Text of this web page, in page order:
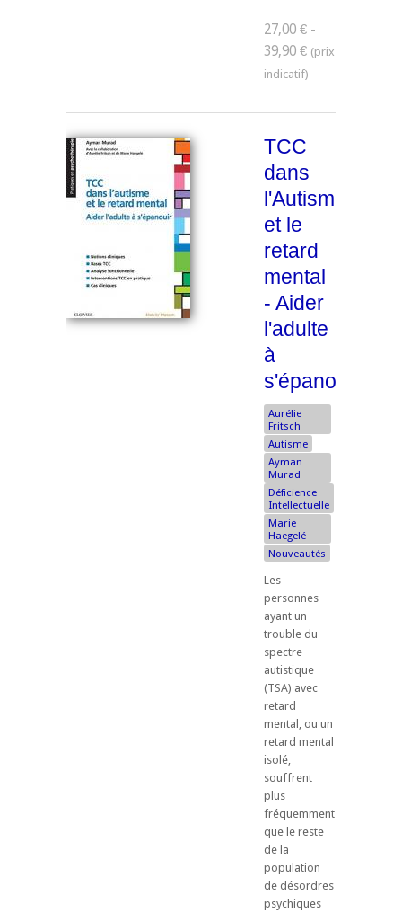
27,00 € -
39,90 €
TCC
dans
l'Autisme
et le
retard
mental
- Aider
l'adulte
à
s'épanouir
Aurélie
Fritsch
Autisme
Ayman
Murad
Déficience
Intellectuelle
Marie
Haegelé
Nouveautés
Les
personnes
ayant un
trouble du
spectre
autistique
(TSA) avec
retard
mental, ou un
retard mental
isolé,
souffrent
plus
fréquemment
que le reste
de la
population
de désordres
psychiques